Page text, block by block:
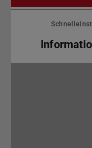
Menü
überspringen